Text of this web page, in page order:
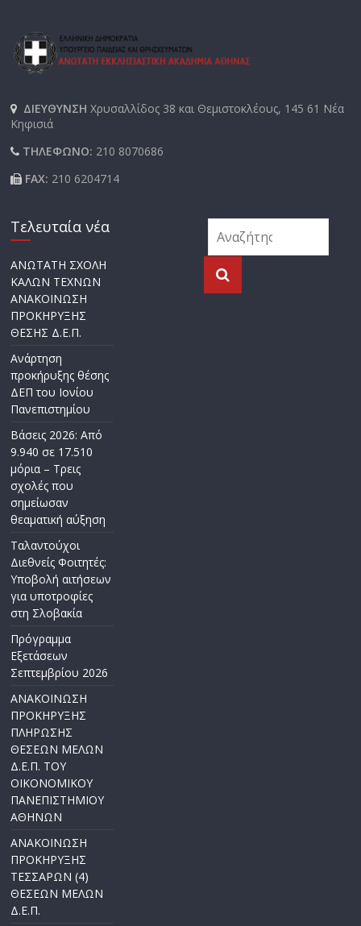
ΔΙΕΥΘΥΝΣΗΧρυσαλλίδος 38 και Θεμιστοκλέους, 145 61 Νέα
Κηφισιά
ΤΗΛΕΦΩΝΟ: 210 8070686
FAX: 210 6204714
Τελευταία νέα
ΑΝΩΤΑΤΗ ΣΧΟΛΗ
ΚΑΛΩΝ ΤΕΧΝΩΝ
ΑΝΑΚΟΙΝΩΣΗ
ΠΡΟΚΗΡΥΞΗΣ
ΘΕΣΗΣ Δ.Ε.Π.
Ανάρτηση
προκήρυξης θέσης
ΔΕΠ του Ιονίου
Πανεπιστημίου
Βάσεις 2026: Από
9.940 σε 17.510
μόρια – Τρεις
σχολές που
σημείωσαν
θεαματική αύξηση
Ταλαντούχοι
Διεθνείς Φοιτητές:
Υποβολή αιτήσεων
για υποτροφίες
στη Σλοβακία
Πρόγραμμα
Εξετάσεων
Σεπτεμβρίου 2026
ΑΝΑΚΟΙΝΩΣΗ
ΠΡΟΚΗΡΥΞΗΣ
ΠΛΗΡΩΣΗΣ
ΘΕΣΕΩΝ ΜΕΛΩΝ
Δ.Ε.Π. ΤΟΥ
ΟΙΚΟΝΟΜΙΚΟΥ
ΠΑΝΕΠΙΣΤΗΜΙΟΥ
ΑΘΗΝΩΝ
ΑΝΑΚΟΙΝΩΣΗ
ΠΡΟΚΗΡΥΞΗΣ
ΤΕΣΣΑΡΩΝ (4)
ΘΕΣΕΩΝ ΜΕΛΩΝ
Δ.Ε.Π.